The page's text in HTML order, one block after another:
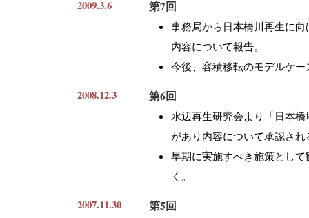
2009.3.6 第7回
事務局から日本橋川再生に
内容について報告。
今後、容積移転のモデルケ
2008.12.3 第6回
水辺再生研究会より「日本
があり内容について承認され
早期に実施すべき施策とし
く。
2007.11.30 第5回